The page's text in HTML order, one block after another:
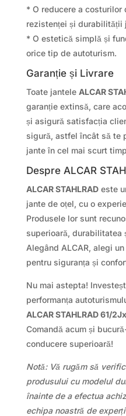
* O reducere a costurilor
rezistenței și durabilității
* O estetică simplă și
orice tip de autoturism.
Garanție și Livrare
Toate jantele ALCAR
garanție extinsă, care
și asigură satisfacția
sigură, astfel încât să te
jante în cel mai scurt
Despre ALCAR
ALCAR STAHLRADeste
jante de oțel, cu o
Produsele lor sunt
superioară, durabilitatea
Alegând ALCAR, alegi
pentru siguranța și
Nu mai astepta!
performanța
ALCAR STAHLRAD 61/
Comandă acum și
conducere superioară!
Notă: Vă rugăm să
produsului cu modelul
înainte de a efectua
echipa noastră de